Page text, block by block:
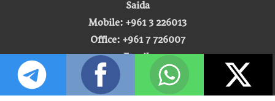
Saida
Mobile: +961 3 226013
Office: +961 7 726007
zaatari.ghassan@gmail.com
zaataripress@yahoo.com